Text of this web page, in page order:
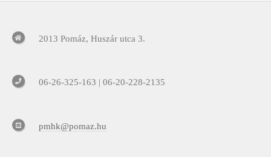
2013 Pomáz, Huszár utca 3.
06-26-325-163 | 06-20-228-2135
pmhk@pomaz.hu